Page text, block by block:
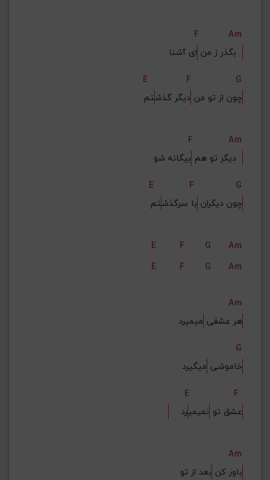
F
Am
بگذر ز من
E
F
G
چون از تو من دیگر گذشتم
F
Am
دیگر تو هم
E
F
G
چون دیگران با سرگذشتم
E F G
Am
E
F G Am
Am
هر عشقی میمیرد
G
خاموشی میگیرد
E
F
عشق تو نمیمیرد
Am
باور کن بعد از تو